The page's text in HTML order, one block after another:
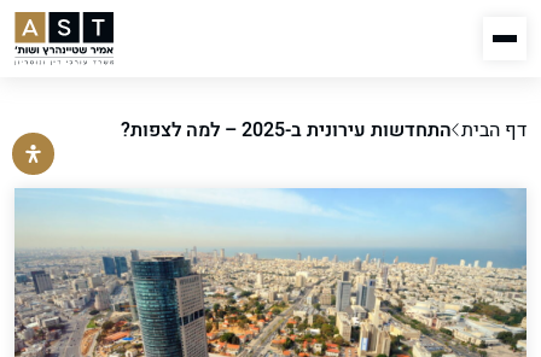
דף הבית התחדשות עירונית ב-2025 – למה לצפות?